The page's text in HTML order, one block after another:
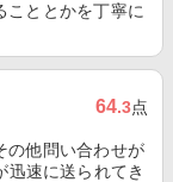
こととかを丁寧に
64.3点
の他問い合わせが
迅速に送られてき